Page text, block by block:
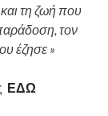
τη ζωή που
τον
έζησε »
ΕΔΩ